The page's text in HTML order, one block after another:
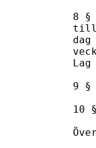
8 §
9 §
10